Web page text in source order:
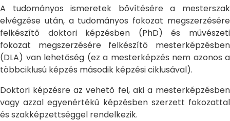
A tudományos ismeretek bővítésére a mesterszak
elvégzése után, a tudományos fokozat megszerzésére
felkészítő doktori képzésben (PhD) és művészeti
fokozat megszerzésére felkészítő mesterképzésben
(DLA) van lehetőség (ez a mesterképzés nem azonos a
többciklusú képzés második képzési ciklusával).
Doktori képzésre az vehető fel, aki a mesterképzésben
vagy azzal egyenértékű képzésben szerzett fokozattal
és szakképzettséggel rendelkezik.